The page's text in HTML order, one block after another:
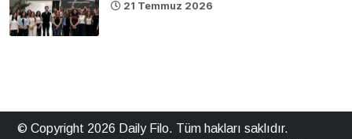
21 Temmuz 2026
© Copyright 2026 Daily Filo. Tüm hakları saklıdır.